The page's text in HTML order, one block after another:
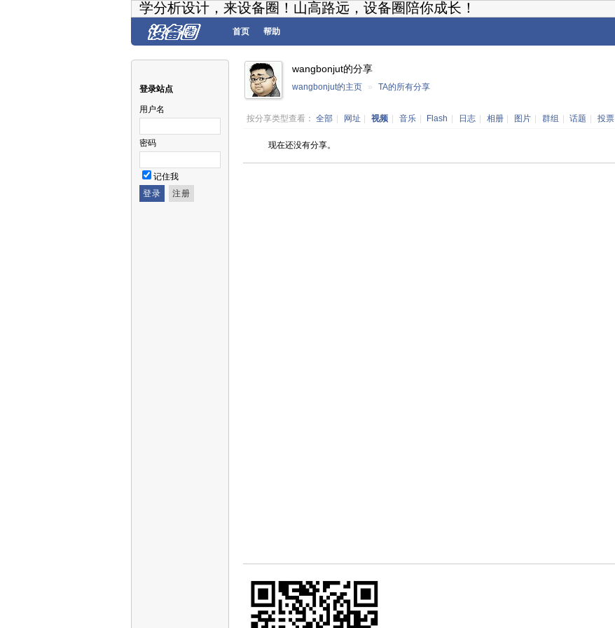
学分析设计，来设备圈！山高路远，设备圈陪你成长！
首页 帮助
登录站点
用户名
密码
记住我
wangbonjut的分享
wangbonjut的主页 » TA的所有分享
按分享类型查看： 全部 网址 视频 音乐 Flash 日志 相册 图片 群组 话题 投票
现在还没有分享。